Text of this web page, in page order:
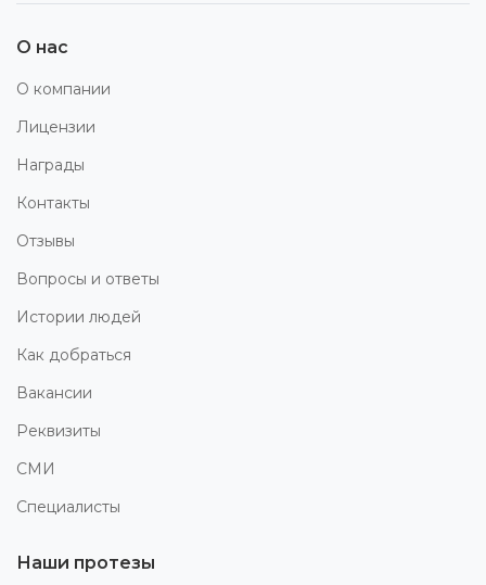
О нас
О компании
Лицензии
Награды
Контакты
Отзывы
Вопросы и ответы
Истории людей
Как добраться
Вакансии
Реквизиты
СМИ
Специалисты
Наши протезы